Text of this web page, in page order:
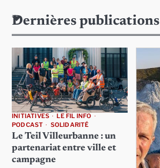
Dernières publications
INITIATIVES
LE FIL INFO
PODCAST
SOLIDARITÉ
Le Teil Villeurbanne : un
partenariat entre ville et
campagne